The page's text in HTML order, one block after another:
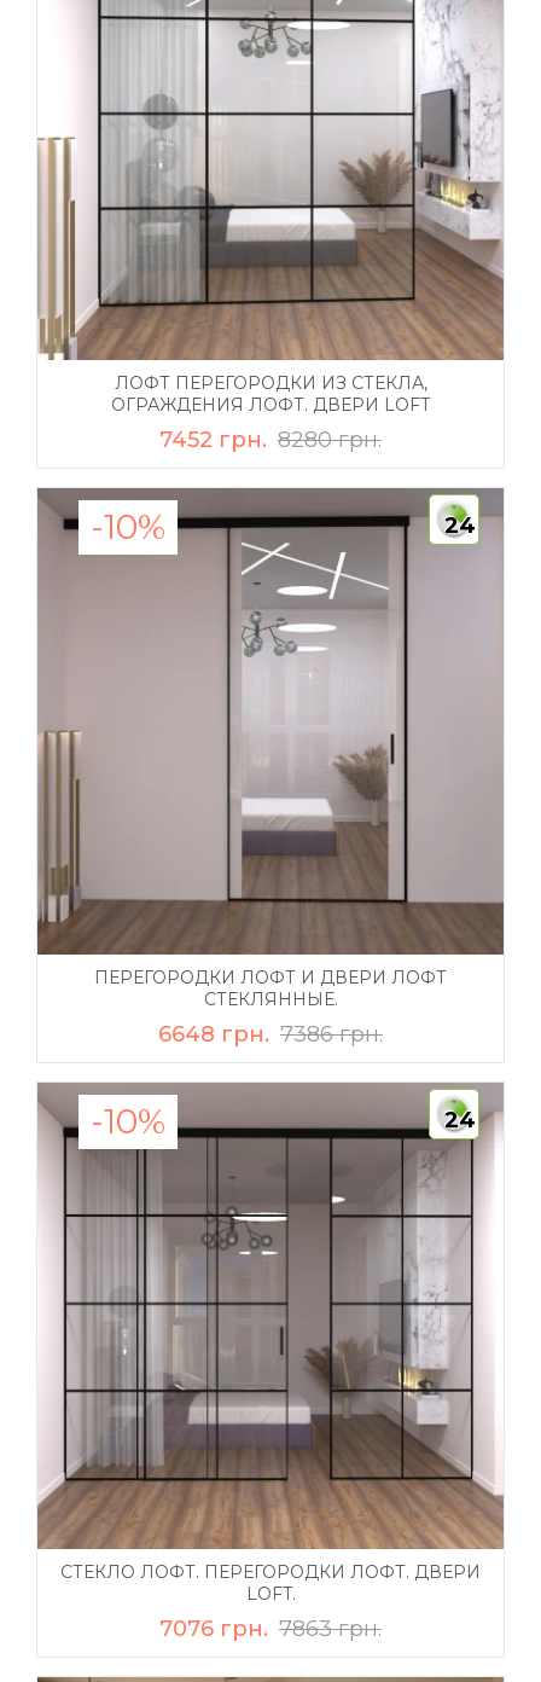
ЛОФТ ПЕРЕГОРОДКИ ИЗ СТЕКЛА,
ОГРАЖДЕНИЯ ЛОФТ. ДВЕРИ LOFT
7452 грн. 8280 грн.
-10% 24
ПЕРЕГОРОДКИ ЛОФТ И ДВЕРИ ЛОФТ
СТЕКЛЯННЫЕ.
6648 грн. 7386 грн.
-10% 24
СТЕКЛО ЛОФТ. ПЕРЕГОРОДКИ ЛОФТ. ДВЕРИ
LOFT.
7076 грн. 7863 грн.